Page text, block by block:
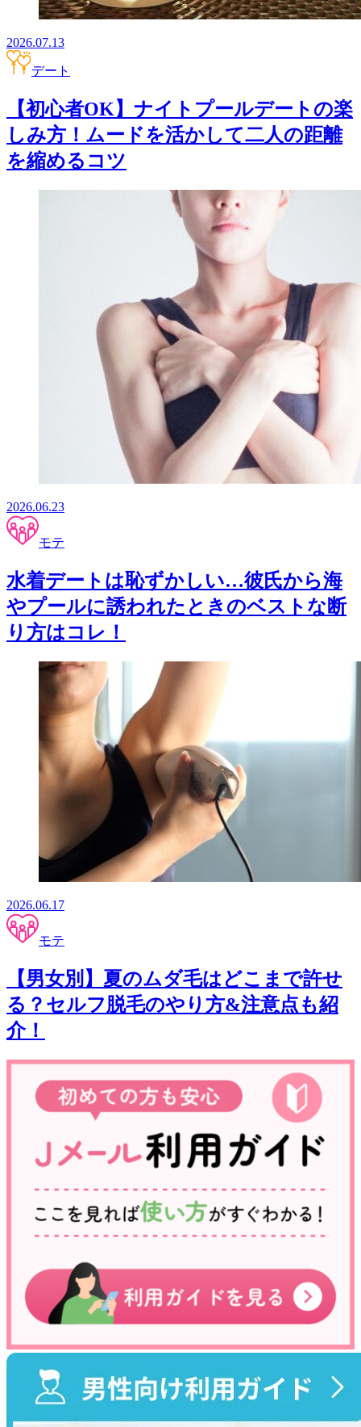
2026.07.13
デート
【初心者OK】ナイトプールデートの楽
しみ方！ムードを活かして二人の距離
を縮めるコツ
2026.06.23
モテ
水着デートは恥ずかしい…彼氏から海
やプールに誘われたときのベストな断
り方はコレ！
2026.06.17
モテ
【男女別】夏のムダ毛はどこまで許せ
る？セルフ脱毛のやり方&注意点も紹
介！